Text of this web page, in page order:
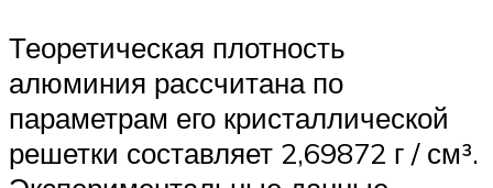
Теоретическая плотность
алюминия рассчитана по
параметрам его кристаллической
решетки составляет 2,69872 г / см³.